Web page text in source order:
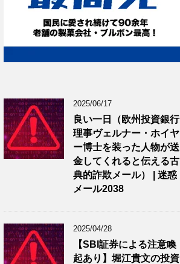
2025/06/17
良い一日（欧州投資銀行
理事ヴェルナー・ホイヤ
ー博士を装った人物が送
金してくれると伝える古
典的詐欺メール） | 迷惑
メール2038
2025/04/28
【SBI証券による注意喚
起あり】堀江貴文の投資